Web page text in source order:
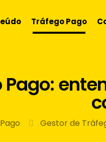
Tráfego Pago
Pago:
Gestor de